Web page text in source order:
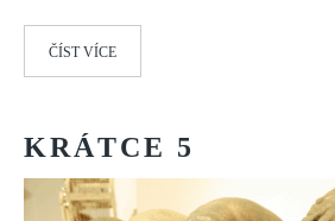
ČÍST VÍCE
KRÁTCE 5